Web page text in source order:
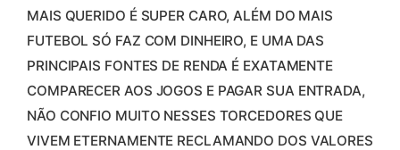
MAIS QUERIDO É SUPER CARO, ALÉM DO MAIS
FUTEBOL SÓ FAZ COM DINHEIRO, E UMA DAS
PRINCIPAIS FONTES DE RENDA É EXATAMENTE
COMPARECER AOS JOGOS E PAGAR SUA ENTRADA,
NÃO CONFIO MUITO NESSES TORCEDORES QUE
VIVEM ETERNAMENTE RECLAMANDO DOS VALORES